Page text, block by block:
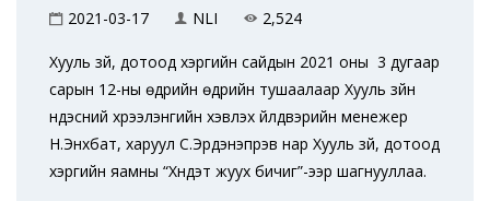
2021-03-17 NLI 2,524
Хууль зүй, дотоод хэргийн сайдын 2021 оны 3 дугаар
сарын 12-ны өдрийн өдрийн тушаалаар Хууль зүйн
үндэсний хүрээлэнгийн хэвлэх үйлдвэрийн менежер
Н.Энхбат, харуул С.Эрдэнэпүрэв нар Хууль зүй, дотоод
хэргийн яамны “Хүндэт жуух бичиг”-ээр шагнууллаа.